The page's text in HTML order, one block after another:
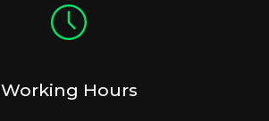
Working Hours